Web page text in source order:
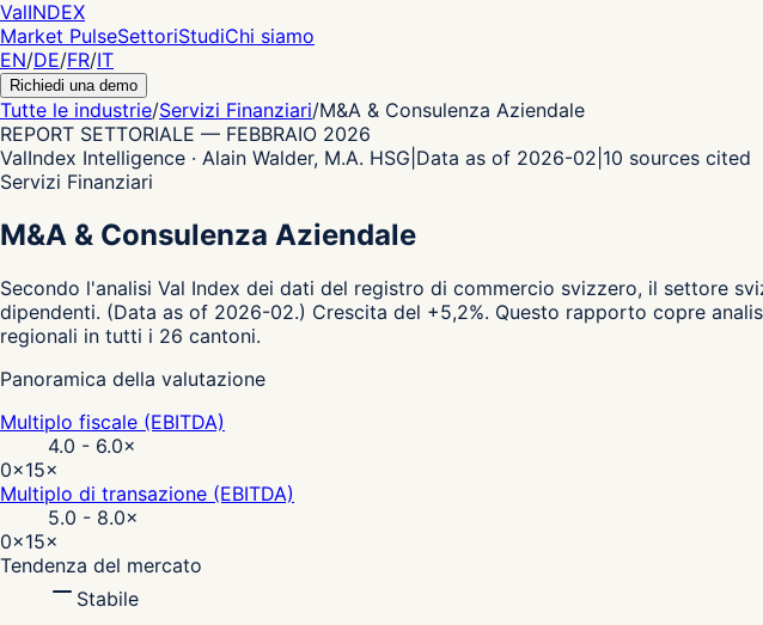
ValINDEX
Market PulseSettoriStudiChi siamo
EN/DE/FR/IT
Richiedi una demo
Tutte le industrie/Servizi Finanziari/M&A & Consulenza Aziendale
REPORT SETTORIALE — FEBBRAIO 2026
ValIndex Intelligence · Alain Walder, M.A. HSG Data as of 2026-02 10 sources cited
Servizi Finanziari
M&A & Consulenza Aziendale
Secondo l'analisi Val Index dei dati del registro di commercio svizzero, il settore
dipendenti. (Data as of 2026-02.) Crescita del +5,2%. Questo rapporto copre
regionali in tutti i 26 cantoni.
Panoramica della valutazione
Multiplo fiscale (EBITDA)
4.0 - 6.0×
0×15×
Multiplo di transazione (EBITDA)
5.0 - 8.0×
0×15×
Tendenza del mercato
Stabile